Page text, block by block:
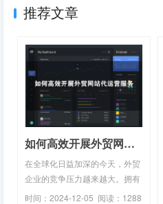
推荐文章
如何高效开展外贸网站代运营服务
在全球化日益加深的今天，外贸
企业的竞争压力越来越大。拥有
一个精美且高效的外...
时间：2024-12-05 阅读：1288